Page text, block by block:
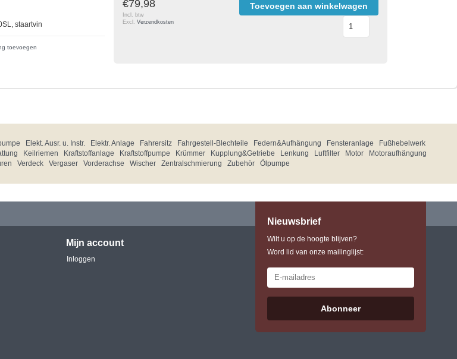
staartvin
toevoegen
€79,98
Incl. btw
Excl. Verzendkosten
Toevoegen aan winkelwagen
Elekt. Ausr. u. Instr. Elektr. Anlage Fahrersitz Fahrgestell-Blechteile Federn&Aufhängung Fensteranlage
Fußhebelwerk
Keilriemen Kraftstoffanlage Kraftstoffpumpe Krümmer Kupplung&Getriebe Lenkung Luftfilter Motor
Motoraufhängung
Verdeck Vergaser Vorderachse Wischer Zentralschmierung Zubehör Ölpumpe
Mijn account
Inloggen
Nieuwsbrief
Wilt u op de hoogte blijven?
Word lid van onze mailinglijst:
Abonneer